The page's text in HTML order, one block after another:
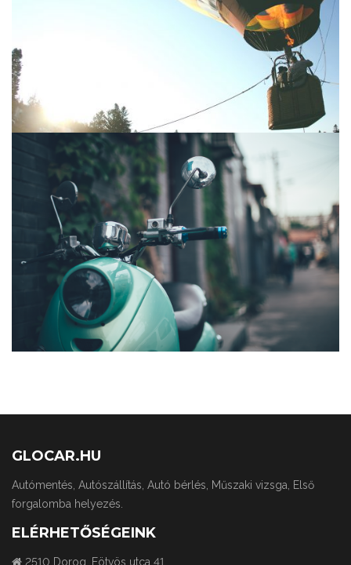
MOTOBIKE
GLOCAR.HU
Autómentés, Autószállítás, Autó bérlés, Műszaki vizsga, Első
forgalomba helyezés.
ELÉRHETŐSÉGEINK
2510 Dorog, Eötvös utca 41.